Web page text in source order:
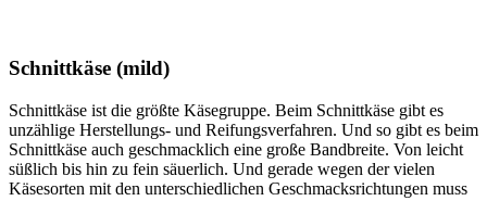
Schnittkäse (mild)
Schnittkäse ist die größte Käsegruppe. Beim Schnittkäse gibt es
unzählige Herstellungs- und Reifungsverfahren. Und so gibt es beim
Schnittkäse auch geschmacklich eine große Bandbreite. Von leicht
süßlich bis hin zu fein säuerlich. Und gerade wegen der vielen
Käsesorten mit den unterschiedlichen Geschmacksrichtungen muss